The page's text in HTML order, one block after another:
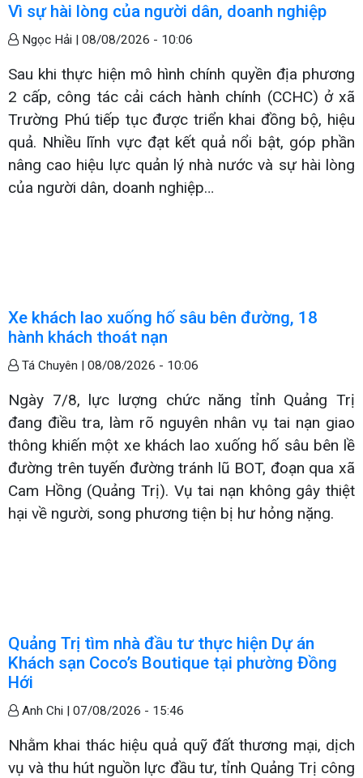
Vì sự hài lòng của người dân, doanh nghiệp
Ngọc Hải | 08/08/2026 - 10:06
Sau khi thực hiện mô hình chính quyền địa phương
2 cấp, công tác cải cách hành chính (CCHC) ở xã
Trường Phú tiếp tục được triển khai đồng bộ, hiệu
quả. Nhiều lĩnh vực đạt kết quả nổi bật, góp phần
nâng cao hiệu lực quản lý nhà nước và sự hài lòng
của người dân, doanh nghiệp…
Xe khách lao xuống hố sâu bên đường, 18
hành khách thoát nạn
Tá Chuyên | 08/08/2026 - 10:06
Ngày 7/8, lực lượng chức năng tỉnh Quảng Trị
đang điều tra, làm rõ nguyên nhân vụ tai nạn giao
thông khiến một xe khách lao xuống hố sâu bên lề
đường trên tuyến đường tránh lũ BOT, đoạn qua xã
Cam Hồng (Quảng Trị). Vụ tai nạn không gây thiệt
hại về người, song phương tiện bị hư hỏng nặng.
Quảng Trị tìm nhà đầu tư thực hiện Dự án
Khách sạn Coco’s Boutique tại phường Đồng
Hới
Anh Chi | 07/08/2026 - 15:46
Nhằm khai thác hiệu quả quỹ đất thương mại, dịch
vụ và thu hút nguồn lực đầu tư, tỉnh Quảng Trị công